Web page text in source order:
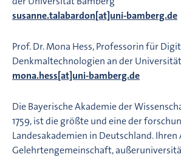
susanne.talabardon[at]uni-bamberg.de
Prof. Dr. Mona Hess, Professorin für
Denkmaltechnologien an der
mona.hess[at]uni-bamberg.de
Die Bayerische Akademie der
1759, ist die größte und eine der
Landesakademien in Deutschland. Ihren
Gelehrtengemeinschaft,